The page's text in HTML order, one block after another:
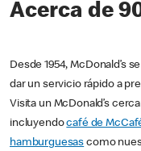
Acerca de
Desde 1954, McDonald’s
dar un servicio rápido a
Visita un McDonald’s
incluyendocafé de
hamburguesas como